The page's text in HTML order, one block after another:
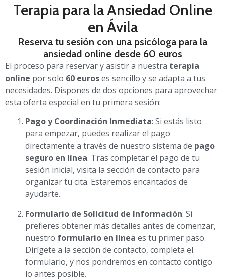
Terapia para la Ansiedad Online
en Ávila
Reserva tu sesión con una psicóloga para la
ansiedad online desde 60 euros
El proceso para reservar y asistir a nuestra terapia
online por solo 60 euroses sencillo y se adapta a tus
necesidades. Dispones de dos opciones para aprovechar
esta oferta especial en tu primera sesión:
Pago y Coordinación Inmediata: Si estás listo
para empezar, puedes realizar el pago
directamente a través de nuestro sistema de pago
seguro en línea. Tras completar el pago de tu
sesión inicial, visita la sección de contacto para
organizar tu cita. Estaremos encantados de
ayudarte.
Formulario de Solicitud de Información: Si
prefieres obtener más detalles antes de comenzar,
nuestro formulario en línea es tu primer paso.
Dirígete a la sección de contacto, completa el
formulario, y nos pondremos en contacto contigo
lo antes posible.